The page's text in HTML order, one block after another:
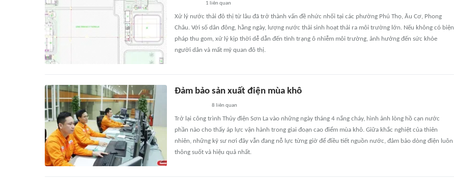
1 liên quan
Xử lý nước thải đô thị từ lâu đã trở thành vấn đề nhức nhối tại các phường Phú Thọ, Âu Cơ, Phong
Châu. Với số dân đông, hằng ngày, lượng nước thải sinh hoạt thải ra môi trường lớn. Nếu không có biện
pháp thu gom, xử lý kịp thời dễ dẫn đến tình trạng ô nhiễm môi trường, ảnh hưởng đến sức khỏe
người dân và mất mỹ quan đô thị.
Đảm bảo sản xuất điện mùa khô
8 liên quan
Trở lại công trình Thủy điện Sơn La vào những ngày tháng 4 nắng cháy, hình ảnh lòng hồ cạn nước
phần nào cho thấy áp lực vận hành trong giai đoạn cao điểm mùa khô. Giữa khắc nghiệt của thiên
nhiên, những kỹ sư nơi đây vẫn đang nỗ lực từng giờ để điều tiết nguồn nước, đảm bảo dòng điện luôn
thông suốt và hiệu quả nhất.